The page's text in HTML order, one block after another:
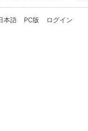
本語 PC版 ログイン